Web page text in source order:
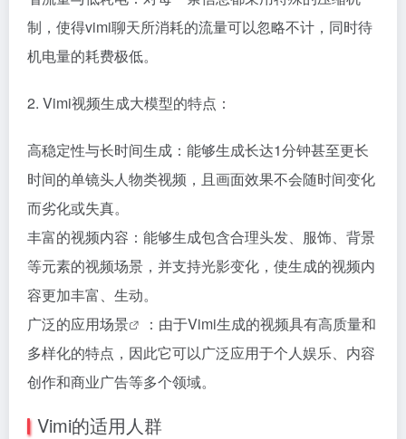
制，使得vimi聊天所消耗的流量可以忽略不计，同时待
机电量的耗费极低。
2. Vimi视频生成大模型的特点：
高稳定性与长时间生成：能够生成长达1分钟甚至更长
时间的单镜头人物类视频，且画面效果不会随时间变化
而劣化或失真。
丰富的视频内容：能够生成包含合理头发、服饰、背景
等元素的视频场景，并支持光影变化，使生成的视频内
容更加丰富、生动。
广泛的应用场景
：由于Vimi生成的视频具有高质量和
多样化的特点，因此它可以广泛应用于个人娱乐、内容
创作和商业广告等多个领域。
Vimi的适用人群